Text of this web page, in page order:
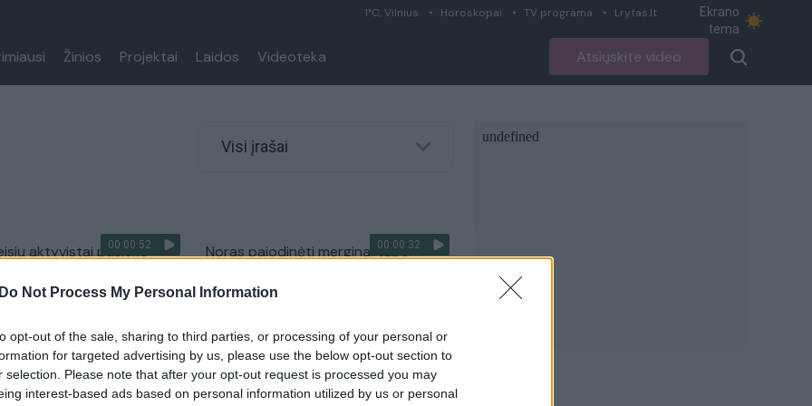
Do Not Process My Personal Information
opt-out of the sale, sharing to third parties, or processing of your personal or
for targeted advertising by us, please use the below opt-out section to
selection. Please note that after your opt-out request is processed you may
interest-based ads based on personal information utilized by us or personal
1°C, Vilnius Horoskopai TV programa Lrytas.lt
Ekrano
tema
Žinios Projektai Laidos Videoteka Atsiųskite video
Visi įrašai
00:00:52
aktyvistai pasiekė
vaikams
00:00:32
Noras pajodinėti merginai tapo
netikėtos pagalbos
žirgas nebūtinas, ši
Nusprendė pajodinėti poniu. Tokios